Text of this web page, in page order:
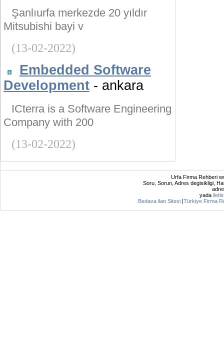
Şanlıurfa merkezde 20 yıldır
Mitsubishi bayi v
(13-02-2022)
Embedded Software
Development - ankara
ICterra is a Software Engineering
Company with 200
(13-02-2022)
Urfa Firma Rehberi
Soru, Sorun, Adres degisikligi,
yada
Bedava ilan Sitesi |Türkiye Firma